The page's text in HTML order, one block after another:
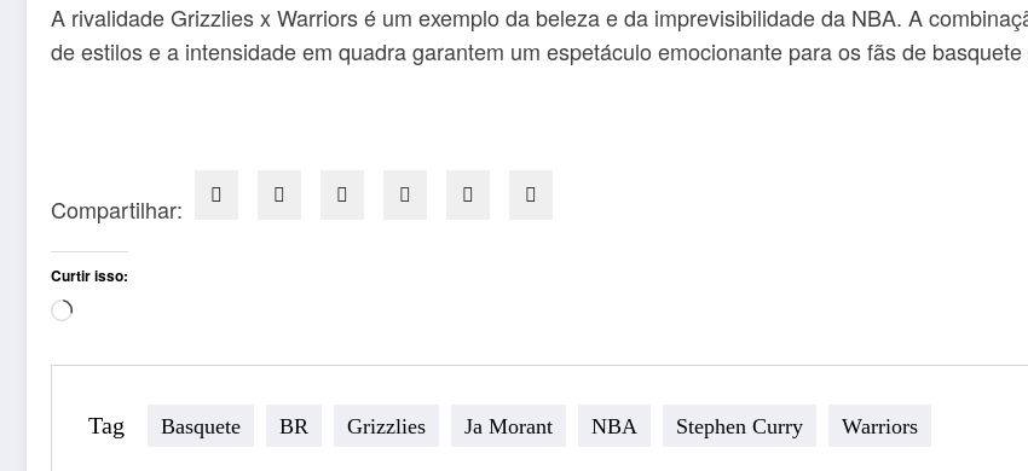
A rivalidade Grizzlies x Warriors é um exemplo da beleza e da imprevisibilidade da NBA. A
de estilos e a intensidade em quadra garantem um espetáculo emocionante para os fãs de
Compartilhar:
Curtir isso:
Carregando...
Tag Basquete BR Grizzlies Ja Morant NBA Stephen Curry Warriors